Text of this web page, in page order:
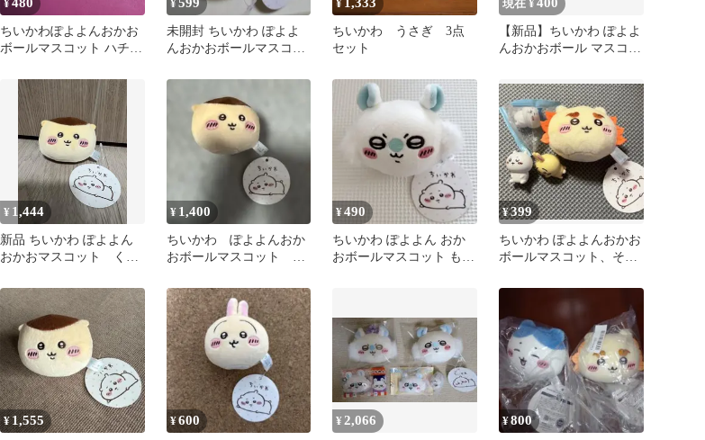
¥
ちいかわぽよよんおかお
ボールマスコット ハチワ
¥
未開封 ちいかわ ぽよよ
んおかおボールマスコッ
¥
ちいかわ うさぎ 3点
セット
現在 ¥
【新品】ちいかわ ぽよよ
んおかおボール マスコッ
¥ 1,444
新品 ちいかわ ぽよよん
おかおマスコット くり
¥ 1,400
ちいかわ ぽよよんおか
おボールマスコット く
¥490
ちいかわ ぽよよん おか
おボールマスコット もも
¥399
ちいかわ ぽよよんおかお
ボールマスコット、その
¥1,555 ¥600 ¥ 2,066 ¥800